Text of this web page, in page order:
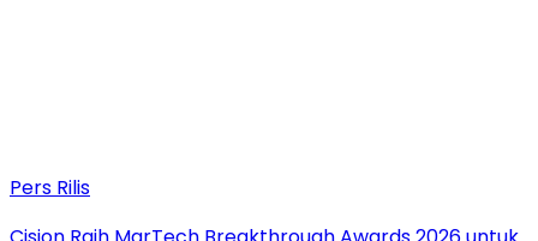
Pers Rilis